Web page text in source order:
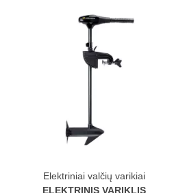
Elektriniai valčių varikiai
ELEKTRINIS VARIKLIS